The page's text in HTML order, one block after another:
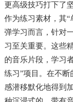
更高级技巧打下了
作为练习素材，其
弹学习而言，针对
习至关重要。这些
的音乐片段，学习
练习”项目。在不
感潜移默化地得到